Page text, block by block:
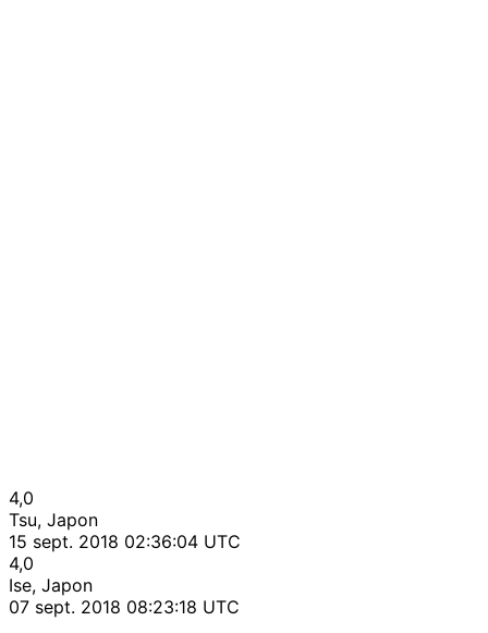
4,0
Tsu, Japon
15 sept. 2018 02:36:04 UTC
4,0
Ise, Japon
07 sept. 2018 08:23:18 UTC